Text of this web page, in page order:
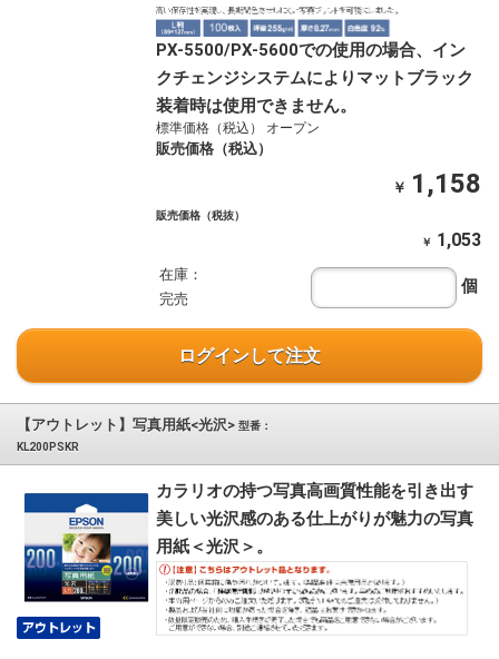
PX-5500/PX-5600での使用の場合、イン
クチェンジシステムによりマットブラック
装着時は使用できません。
標準価格（税込） オープン
販売価格（税込）
￥ 1,158
販売価格（税抜）
￥ 1,053
在庫：
完売
個
ログインして注文
【アウトレット】写真用紙<光沢> 型番：
KL200PSKR
カラリオの持つ写真高画質性能を引き出す
美しい光沢感のある仕上がりが魅力の写真
用紙＜光沢＞。